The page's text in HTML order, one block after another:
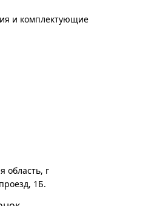
и комплектующие
область, г
1Б.